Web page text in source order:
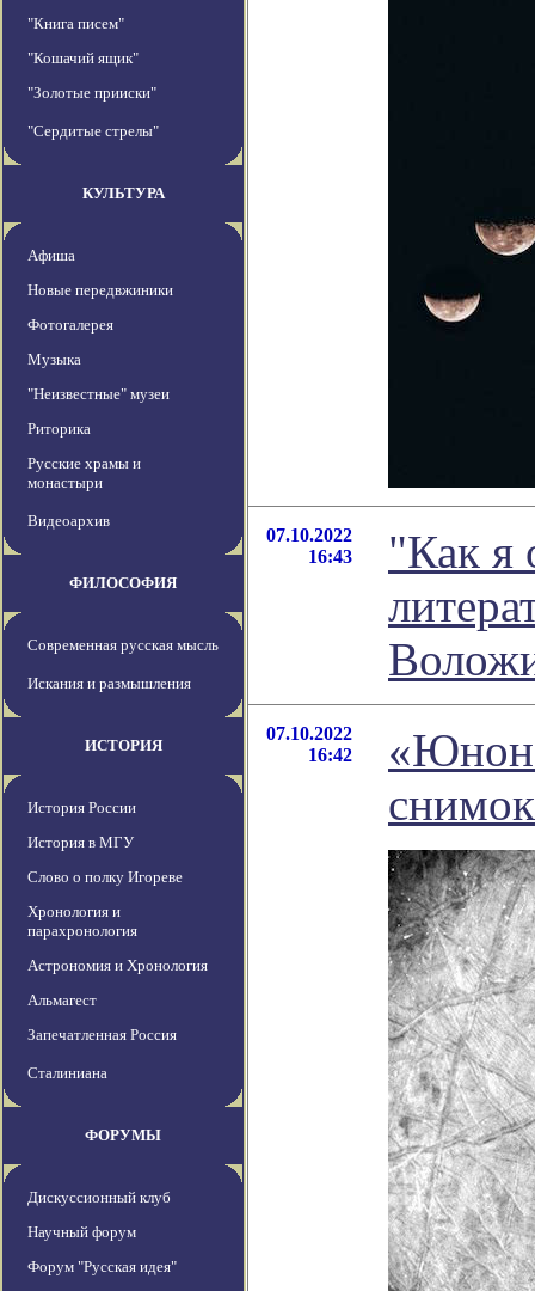
"Книга писем"
"Кошачий ящик"
"Золотые прииски"
"Сердитые стрелы"
КУЛЬТУРА
Афиша
Новые передвжиники
Фотогалерея
Музыка
"Неизвестные" музеи
Риторика
Русские храмы и
монастыри
Видеоархив
ФИЛОСОФИЯ
Современная русская мысль
Искания и размышления
ИСТОРИЯ
История России
История в МГУ
Слово о полку Игореве
Хронология и
парахронология
Астрономия и Хронология
Альмагест
Запечатленная Россия
Сталиниана
ФОРУМЫ
Дискуссионный клуб
Научный форум
Форум "Русская идея"
07.10.2022
16:43
"Как я
07.10.2022
16:42